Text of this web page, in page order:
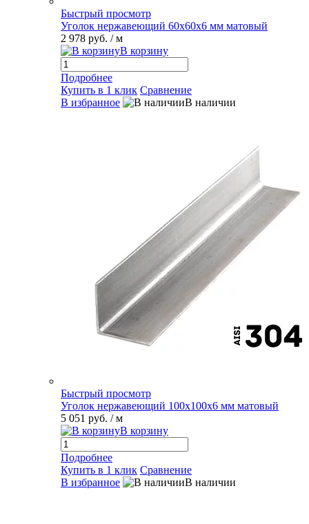
Быстрый просмотр
Уголок нержавеющий 60х60х6 мм матовый
2 978 руб. / м
В корзину
Подробнее
Купить в 1 клик Сравнение
В избранное
В наличии
Быстрый просмотр
Уголок нержавеющий 100х100х6 мм матовый
5 051 руб. / м
В корзину
Подробнее
Купить в 1 клик Сравнение
В избранное
В наличии